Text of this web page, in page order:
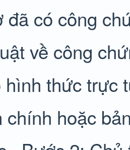
đã có công
về công
hình thức trực
chính hoặc